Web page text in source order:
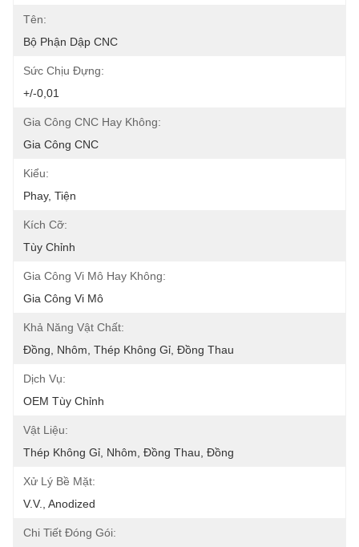
Tên:
Bộ Phận Dập CNC
Sức Chịu Đựng:
+/-0,01
Gia Công CNC Hay Không:
Gia Công CNC
Kiểu:
Phay, Tiện
Kích Cỡ:
Tùy Chỉnh
Gia Công Vi Mô Hay Không:
Gia Công Vi Mô
Khả Năng Vật Chất:
Đồng, Nhôm, Thép Không Gỉ, Đồng Thau
Dịch Vụ:
OEM Tùy Chỉnh
Vật Liệu:
Thép Không Gỉ, Nhôm, Đồng Thau, Đồng
Xử Lý Bề Mặt:
V.v., Anodized
Chi Tiết Đóng Gói: